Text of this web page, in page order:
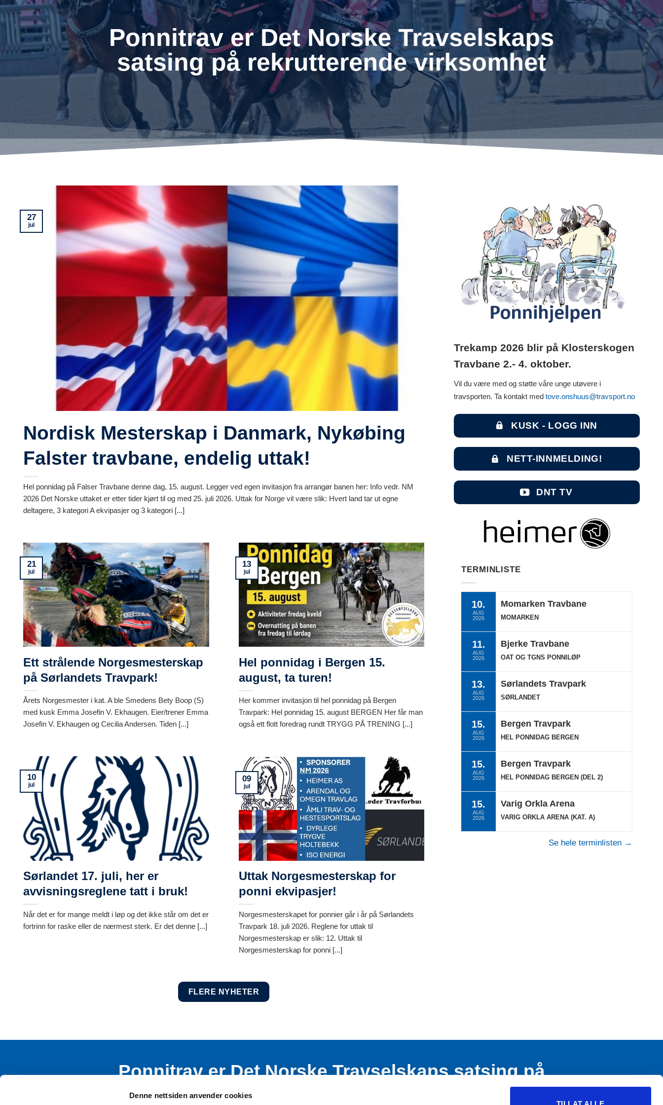
Denne nettsiden anvender cookies
Ponnitrav er Det Norske Travselskaps
satsing på rekrutterende virksomhet
Nordisk Mesterskap i Danmark, Nykøbing
Falster travbane, endelig uttak!
Hel ponnidag på Falser Travbane denne dag, 15. august. Legger ved egen invitasjon fra arrangør banen her: Info vedr. NM
2026 Det Norske uttaket er etter tider kjørt til og med 25. juli 2026. Uttak for Norge vil være slik: Hvert land tar ut egne
deltagere, 3 kategori A ekvipasjer og 3 kategori [...]
27
jul
Ett strålende Norgesmesterskap
på Sørlandets Travpark!
Årets Norgesmester i kat. A ble Smedens Bety Boop (S)
med kusk Emma Josefin V. Ekhaugen. Eier/trener Emma
Josefin V. Ekhaugen og Cecilia Andersen. Tiden [...]
21
jul
Hel ponnidag i Bergen 15.
august, ta turen!
Her kommer invitasjon til hel ponnidag på Bergen
Travpark: Hel ponnidag 15. august BERGEN Her får man
også ett flott foredrag rundt TRYGG PÅ TRENING [...]
13
jul
Sørlandet 17. juli, her er
avvisningsreglene tatt i bruk!
Når det er for mange meldt i løp og det ikke står om det er
fortrinn for raske eller de nærmest sterk. Er det denne [...]
10
jul
Uttak Norgesmesterskap for
ponni ekvipasjer!
Norgesmesterskapet for ponnier går i år på Sørlandets
Travpark 18. juli 2026. Reglene for uttak til
Norgesmesterskap er slik: 12. Uttak til
Norgesmesterskap for ponni [...]
09
jul
FLERE NYHETER
Trekamp 2026 blir på Klosterskogen
Travbane 2.- 4. oktober.
Vil du være med og støtte våre unge utøvere i
travsporten. Ta kontakt medtove.onshuus@travsport.no
KUSK - LOGG INN
NETT-INNMELDING!
DNT TV
TERMINLISTE
10.
AUG
2026
Momarken Travbane
MOMARKEN
11.
AUG
2026
Bjerke Travbane
OAT OG TGNS PONNILØP
13.
AUG
2026
Sørlandets Travpark
SØRLANDET
15.
AUG
2026
Bergen Travpark
HEL PONNIDAG BERGEN
15.
AUG
2026
Bergen Travpark
HEL PONNIDAG BERGEN (DEL 2)
15.
AUG
2026
Varig Orkla Arena
VARIG ORKLA ARENA (KAT. A)
Se hele terminlisten →
Ponnitrav er Det Norske Travselskaps satsing på
rekrutterende virksomhet blant barn og ungdom